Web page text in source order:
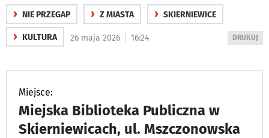
› NIE PRZEGAP › Z MIASTA › SKIERNIEWICE
› KULTURA
WYDRUKUJ
DRUKUJ
26 maja 2026 16:24
Miejsce:
Miejska Biblioteka Publiczna w
Skierniewicach, ul. Mszczonowska